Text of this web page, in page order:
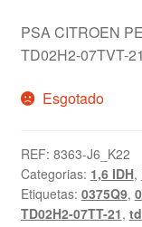
PSA CITROEN
TD02H2-07TVT-
Esgotado
REF: 8363-J6_K22
Categorias: 1,6 IDH,
Etiquetas: 0375Q9,
TD02H2-07TT-21,